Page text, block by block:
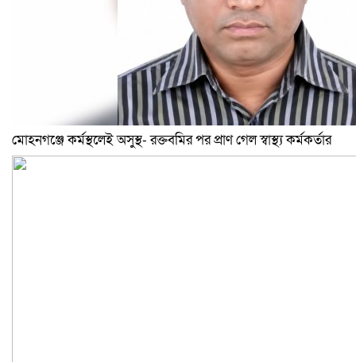
মোহনগঞ্জে কর্মস্থলেই অসুস্থ- রক্তবমির পর প্রাণ গেল স্বাস্থ্য কর্মকর্তার